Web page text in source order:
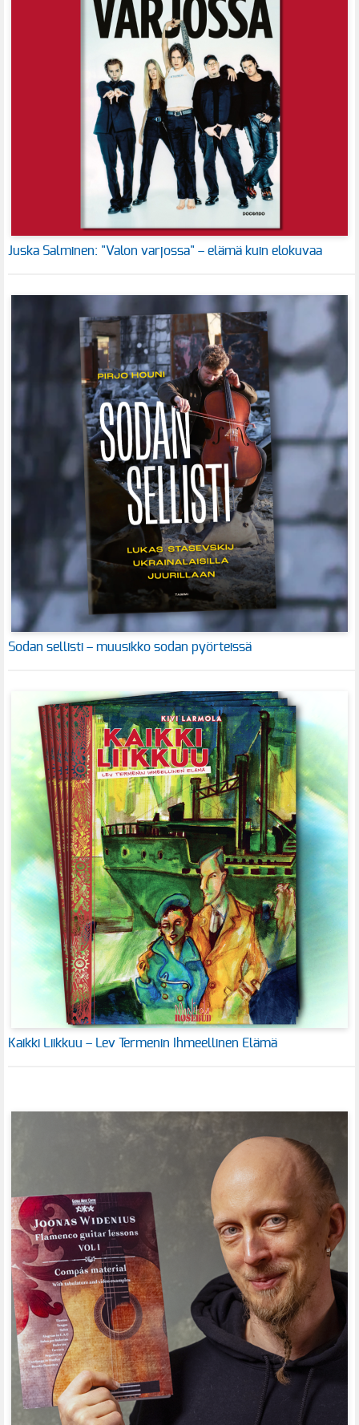
Juska Salminen: "Valon varjossa" – elämä kuin elokuvaa
Sodan sellisti – muusikko sodan pyörteissä
Kaikki Liikkuu – Lev Termenin Ihmeellinen Elämä